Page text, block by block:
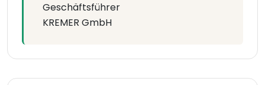
Geschäftsführer
KREMER GmbH